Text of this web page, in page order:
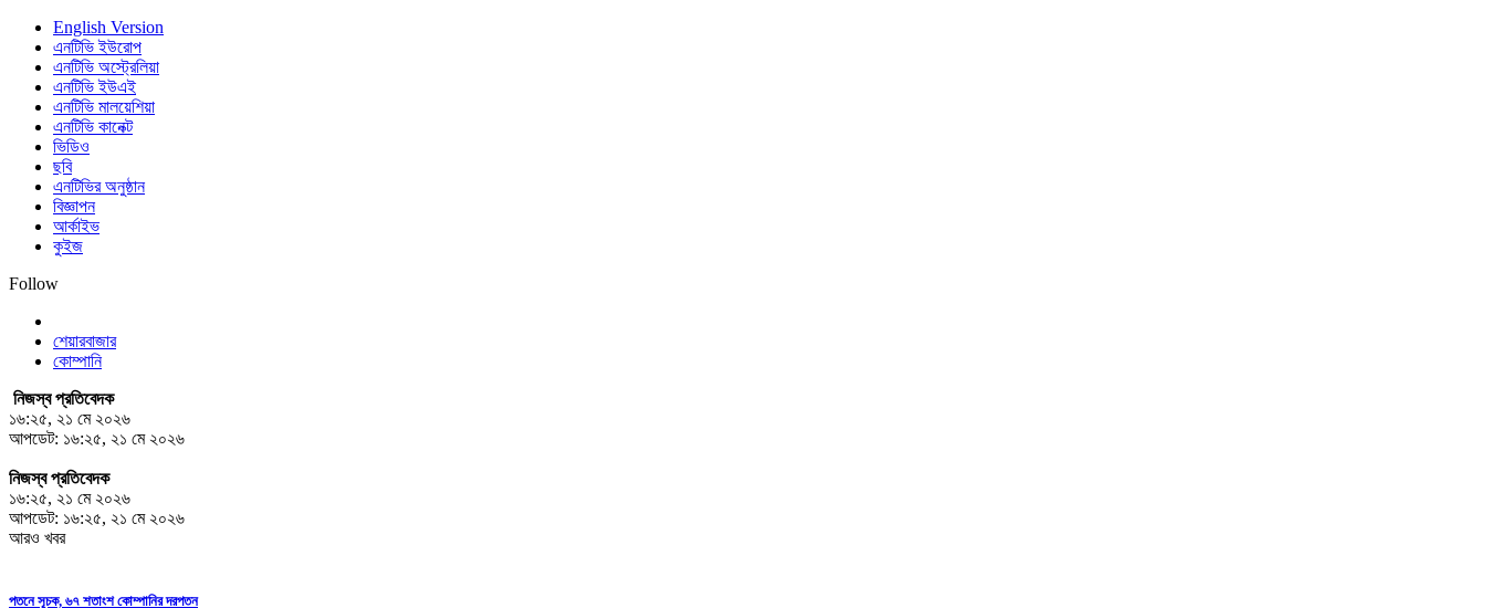
English Version
এনটিভি ইউরোপ
এনটিভি অস্ট্রেলিয়া
এনটিভি ইউএই
এনটিভি মালয়েশিয়া
এনটিভি কানেক্ট
ভিডিও
ছবি
এনটিভির অনুষ্ঠান
বিজ্ঞাপন
আর্কাইভ
কুইজ
Follow
শেয়ারবাজার
কোম্পানি
নিজস্ব প্রতিবেদক
১৬:২৫, ২১ মে ২০২৬
আপডেট: ১৬:২৫, ২১ মে ২০২৬
নিজস্ব প্রতিবেদক
১৬:২৫, ২১ মে ২০২৬
আপডেট: ১৬:২৫, ২১ মে ২০২৬
আরও খবর
পতনে সূচক, ৬৭ শতাংশ কোম্পানির দরপতন